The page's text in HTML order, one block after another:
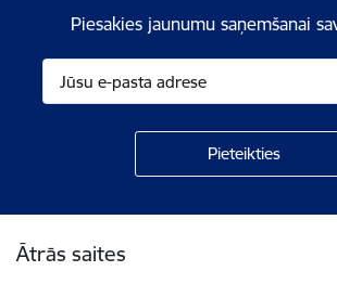
Piesakies jaunumu saņemšanai
Ātrās saites